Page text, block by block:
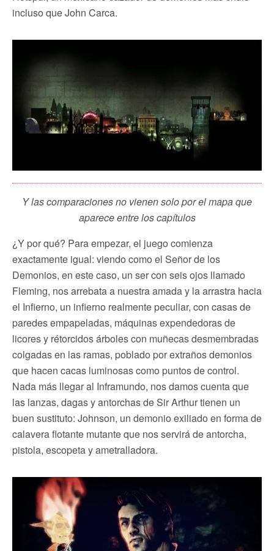
incluso que John Carca.
Y las comparaciones no vienen solo por el mapa que
aparece entre los capítulos
¿Y por qué? Para empezar, el juego comienza
exactamente igual: viendo como el Señor de los
Demonios, en este caso, un ser con seis ojos llamado
Fleming, nos arrebata a nuestra amada y la arrastra hacia
el Infierno, un infierno realmente peculiar, con casas de
paredes empapeladas, máquinas expendedoras de
licores y rétorcidos árboles con muñecas desmembradas
colgadas en las ramas, poblado por extraños demonios
que hacen cacas luminosas como puntos de control.
Nada más llegar al Inframundo, nos damos cuenta que
las lanzas, dagas y antorchas de Sir Arthur tienen un
buen sustituto: Johnson, un demonio exiliado en forma de
calavera flotante mutante que nos servirá de antorcha,
pistola, escopeta y ametralladora.